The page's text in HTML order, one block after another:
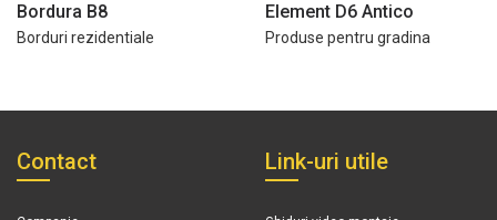
Bordura B8
Borduri rezidentiale
Element D6 Antico
Produse pentru gradina
Contact Link-uri utile